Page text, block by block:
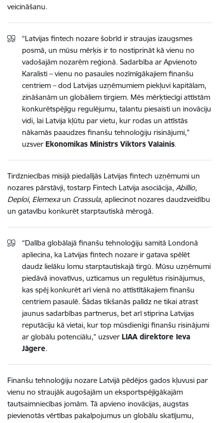
veicināšanu.
“Latvijas fintech nozare šobrīd ir straujas izaugsmes
posmā, un mūsu mērķis ir to nostiprināt kā vienu no
vadošajām nozarēm reģionā. Sadarbība ar Apvienoto
Karalisti – vienu no pasaules nozīmīgākajiem finanšu
centriem – dod Latvijas uzņēmumiem piekļuvi kapitālam,
zināšanām un globāliem tirgiem. Mēs mērķtiecīgi attīstām
konkurētspējīgu regulējumu, talantu piesaisti un inovāciju
vidi, lai Latvija kļūtu par vietu, kur rodas un attīstās
nākamās paaudzes finanšu tehnoloģiju risinājumi,”
uzsver Ekonomikas Ministrs Viktors Valainis.
Tirdzniecības misijā piedalījās Latvijas fintech uzņēmumi un
nozares pārstāvji, tostarp Fintech Latvija asociācija, Abillio,
Deploi, Elemexaun Crassula, apliecinot nozares daudzveidību
un gatavību konkurēt starptautiskā mērogā.
“Dalība globālajā finanšu tehnoloģiju samitā Londonā
apliecina, ka Latvijas fintech nozare ir gatava spēlēt
daudz lielāku lomu starptautiskajā tirgū. Mūsu uzņēmumi
piedāvā inovatīvus, uzticamus un regulētus risinājumus,
kas spēj konkurēt arī vienā no attīstītākajiem finanšu
centriem pasaulē. Šādas tikšanās palīdz ne tikai atrast
jaunus sadarbības partnerus, bet arī stiprina Latvijas
reputāciju kā vietai, kur top mūsdienīgi finanšu risinājumi
ar globālu potenciālu,” uzsver LIAA direktore Ieva
Jāgere.
Finanšu tehnoloģiju nozare Latvijā pēdējos gados kļuvusi par
vienu no straujāk augošajām un eksportspējīgākajām
tautsaimniecības jomām. Tā apvieno inovācijas, augstas
pievienotās vērtības pakalpojumus un globālu skatījumu,